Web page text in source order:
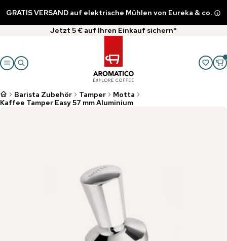
GRATIS VERSAND auf elektrische Mühlen von Eureka & co.
Jetzt 5 € auf Ihren Einkauf sichern*
Barista Zubehör Tamper
Motta
Kaffee Tamper Easy 57 mm Aluminium